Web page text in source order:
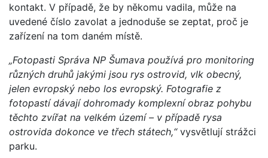
kontakt. V případě, že by někomu vadila, může na
uvedené číslo zavolat a jednoduše se zeptat, proč je
zařízení na tom daném místě.
„Fotopasti Správa NP Šumava používá pro monitoring
různých druhů jakými jsou rys ostrovid, vlk obecný,
jelen evropský nebo los evropský. Fotografie z
fotopastí dávají dohromady komplexní obraz pohybu
těchto zvířat na velkém území – v případě rysa
ostrovida dokonce ve třech státech,“ vysvětlují strážci
parku.